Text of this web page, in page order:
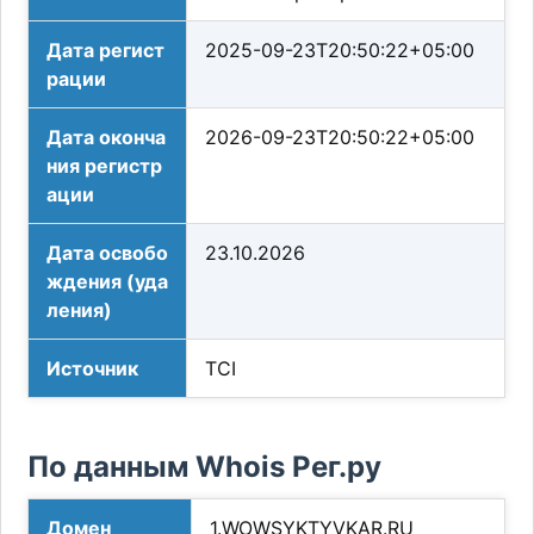
Дата регист
рации
2025-09-23T20:50:22+05:00
Дата оконча
ния регистр
ации
2026-09-23T20:50:22+05:00
Дата освобо
ждения (уда
ления)
23.10.2026
Источник TCI
По данным Whois Рег.ру
Домен 1.WOWSYKTYVKAR.RU